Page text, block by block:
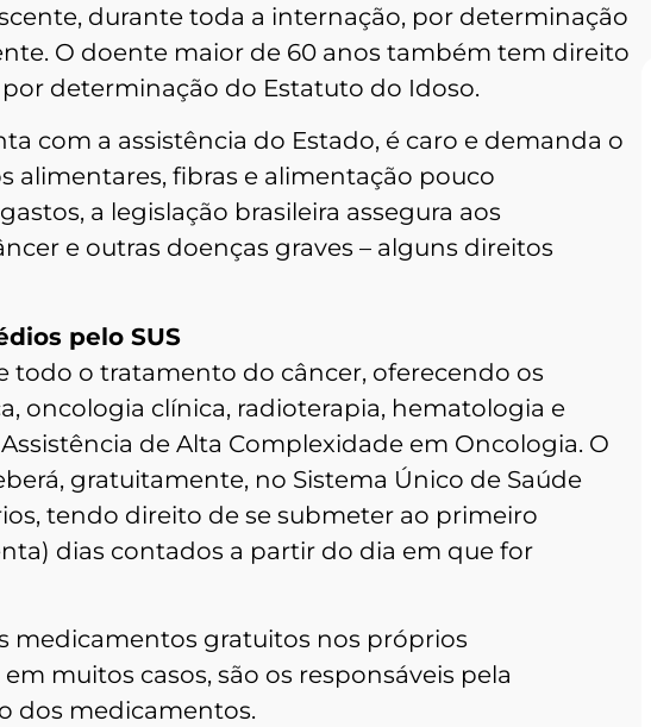
durante toda a internação, por determinação
O doente maior de 60 anos também tem direito
determinação do Estatuto do Idoso.
com a assistência do Estado, é caro e demanda o
alimentares, fibras e alimentação pouco
a legislação brasileira assegura aos
e outras doenças graves – alguns direitos
pelo SUS
todo o tratamento do câncer, oferecendo os
oncologia clínica, radioterapia, hematologia e
de Alta Complexidade em Oncologia. O
gratuitamente, no Sistema Único de Saúde
tendo direito de se submeter ao primeiro
dias contados a partir do dia em que for
medicamentos gratuitos nos próprios
muitos casos, são os responsáveis pela
dos medicamentos.